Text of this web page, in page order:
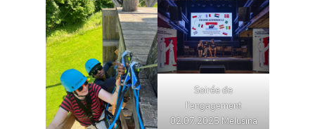
Soirée de
l’engagement
02.07.2025 Melusina